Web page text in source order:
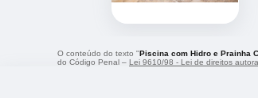
O conteúdo do texto "Piscina com Hidro e Prainha
do Código Penal – Lei 9610/98 - Lei de direitos